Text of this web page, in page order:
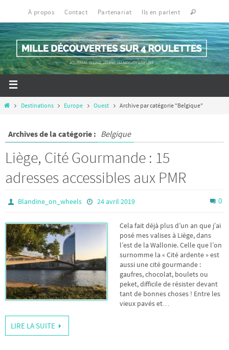
À propos Contact Partenariat Ils en parlent
Destinations Europe Ouest Archive par catégorie "Belgique"
Archives de la catégorie : Belgique
Liège, Cité Gourmande : 15
adresses accessibles aux PMR
Blandine_on_wheels 24 avril 2019 0
Cela fait déjà plus d’un an que j’ai
posé mes valises à Liège, dans
l’est de la Wallonie. Celle que l’on
surnomme la « Cité ardente » est
aussi une cité gourmande :
gaufres, chocolat, boulets ou
peket, difficile de résister devant
tant de bonnes choses ! Entre les
vieux pavés et…
LIRE LA SUITE